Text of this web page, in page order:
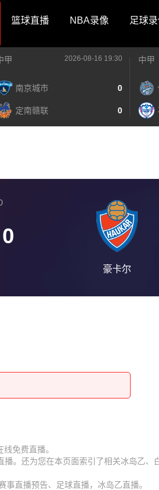
篮球直播 NBA录像 足球
甲 2026-08-16 19:30
南京城市 0
定南赣联 0
中甲
0
豪卡尔
免费直播。
。还为您在本页面索引了相关冰岛乙、
直播预告、足球直播，冰岛乙直播。